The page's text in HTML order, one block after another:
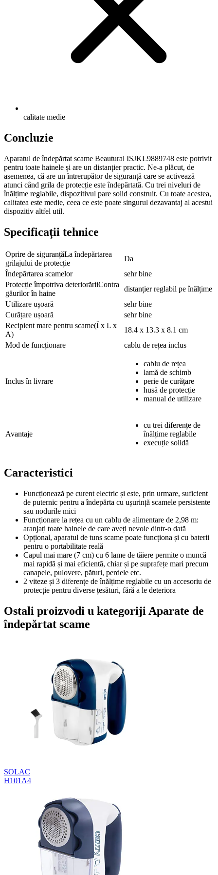
calitate medie
Concluzie
Aparatul de îndepărtat scame Beautural ISJKL9889748 este potrivit
pentru toate hainele și are un distanțier practic. Ne-a plăcut, de
asemenea, că are un întrerupător de siguranță care se activează
atunci când grila de protecție este îndepărtată. Cu trei niveluri de
înălțime reglabile, dispozitivul pare solid construit. Cu toate acestea,
calitatea este medie, ceea ce este poate singurul dezavantaj al acestui
dispozitiv altfel util.
Specificații tehnice
Oprire de siguranțăLa îndepărtarea
grilajului de protecție
Da
Îndepărtarea scamelor
sehr bine
Protecție împotriva deteriorăriiContra
găurilor în haine
distanțier reglabil pe înălțime
Utilizare ușoară
sehr bine
Curățare ușoară
sehr bine
Recipient mare pentru scame(Î x L x
A)
18.4 x 13.3 x 8.1 cm
Mod de funcționare
cablu de rețea inclus
Inclus în livrare
cablu de rețea
lamă de schimb
perie de curățare
husă de protecție
manual de utilizare
Avantaje
cu trei diferențe de
înălțime reglabile
execuție solidă
Caracteristici
Funcționează pe curent electric și este, prin urmare, suficient
de puternic pentru a îndepărta cu ușurință scamele persistente
sau nodurile mici
Funcționare la rețea cu un cablu de alimentare de 2,98 m:
aranjați toate hainele de care aveți nevoie dintr-o dată
Opțional, aparatul de tuns scame poate funcționa și cu baterii
pentru o portabilitate reală
Capul mai mare (7 cm) cu 6 lame de tăiere permite o muncă
mai rapidă și mai eficientă, chiar și pe suprafețe mari precum
canapele, pulovere, pături, perdele etc.
2 viteze și 3 diferențe de înălțime reglabile cu un accesoriu de
protecție pentru diverse țesături, fără a le deteriora
Ostali proizvodi u kategoriji Aparate de
îndepărtat scame
SOLAC
H101A4